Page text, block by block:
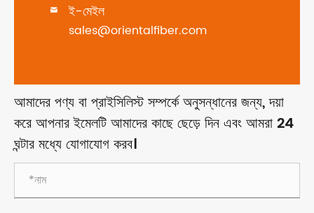
 ই-মেইল
sales@orientalfiber.com
আমাদের পণ্য বা প্রাইসিলিস্ট সম্পর্কে অনুসন্ধানের জন্য, দয়া
করে আপনার ইমেলটি আমাদের কাছে ছেড়ে দিন এবং আমরা 24
ঘন্টার মধ্যে যোগাযোগ করব।